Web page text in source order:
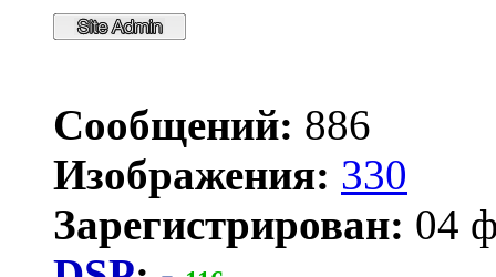
Сообщений: 886
Изображения: 330
Зарегистрирован: 04